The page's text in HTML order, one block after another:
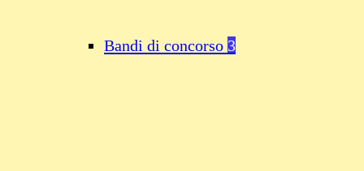
Bandi di concorso 3